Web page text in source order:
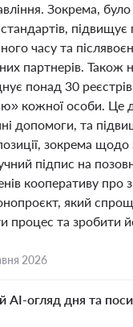
Зокрема,
часу та
партнерів. Також
понад 30
кожної особи.
допомоги, та
зокрема
підпис на
кооперативу
який
та зробити
2026
AI-огляд дня та